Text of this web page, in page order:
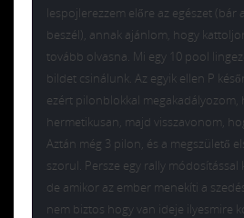
lespojlerezzem előre az egészet (bár
beszél), annak ajánlom, hogy
tovább olvasna. Mi egy 10 pool
bildet csinálunk. Az egyik ellen P
ezért pilonblokkal megakadályozom,
hermetikusan, majd visszavonom,
Aztán még 3 pilon, és a megszülető
szorul. Persze egy rally
de amikor az ember menekíti a
nem biztos hogy van ideje ilyesmire